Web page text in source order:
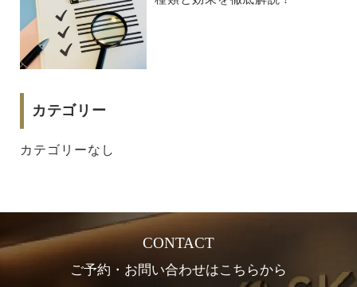
カテゴリー
カテゴリーなし
CONTACT
ご予約・お問い合わせはこちらから